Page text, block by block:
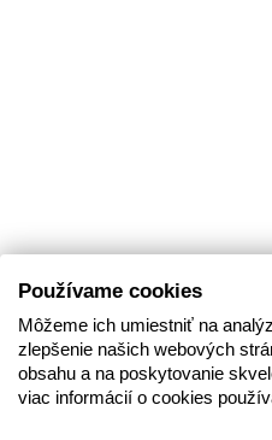
Používame cookies
Môžeme ich umiestniť na
zlepšenie našich webových
obsahu a na poskytovanie
viac informácií o cookies